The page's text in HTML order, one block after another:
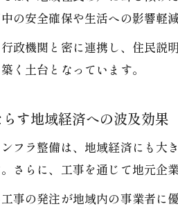
の安全確保や生活への影響軽
政機関と密に連携し、住民
く土台となっています。
す地域経済への波及効果
フラ整備は、地域経済にも大
さらに、工事を通じて地元企
事の発注が地域内の事業者に